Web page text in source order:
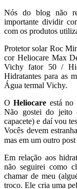
Nós do blog não
importante dividir
com os produtos
Protetor solar Roc
cor Heliocare Max
Vichy fator 50 /
Hidratantes para as
Água termal Vichy.
OHeliocare está
Não gostei do jeito
capacete) e daí vou
Vocês devem
mas em um outro
Em relação aos
não seguirei como
chamar de meu
troco. Ele cria uma